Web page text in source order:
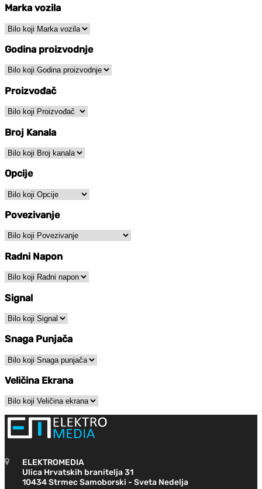
Marka vozila
Godina proizvodnje
Proizvođač
Broj Kanala
Opcije
Povezivanje
Radni Napon
Signal
Snaga Punjača
Veličina Ekrana
ELEKTROMEDIA
Ulica Hrvatskih branitelja 31
10434 Strmec Samoborski - Sveta Nedelja